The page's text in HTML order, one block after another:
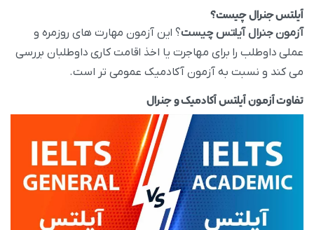
آیلتس جنرالچیست؟
آزمون جنرال آیلتس چیست؟ این آزمون مهارت‌ های روزمره و
عملی داوطلب را برای مهاجرت یا اخذ اقامت کاری داوطلبان بررسی
می‌ کند و نسبت به آزمون آکادمیک عمومی‌ تر است.
تفاوت آزمون آیلتس آکادمیک و جنرال